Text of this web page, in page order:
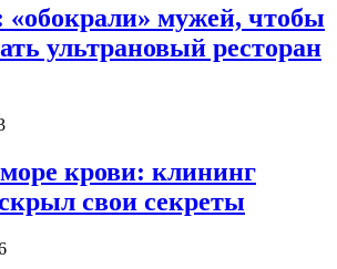
«обокрали» мужей, чтобы
ультрановый ресторан
крови: клининг
свои секреты